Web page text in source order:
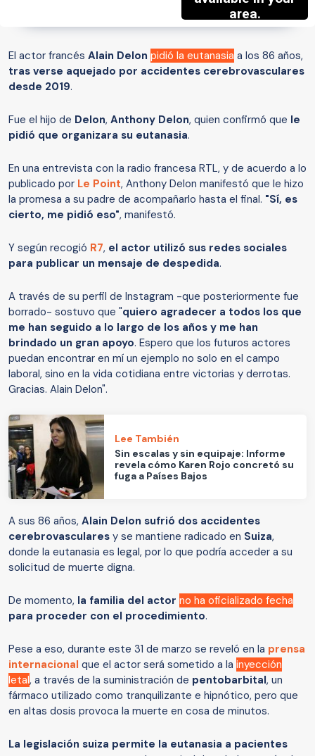
El actor francés Alain Delon pidió la eutanasia a los 86 años,
tras verse aquejado por accidentes cerebrovasculares
desde 2019.
Fue el hijo de Delon, Anthony Delon, quien confirmó que le
pidió que organizara su eutanasia.
En una entrevista con la radio francesa RTL, y de acuerdo a lo
publicado por Le Point, Anthony Delon manifestó que le hizo
la promesa a su padre de acompañarlo hasta el final. "Sí, es
cierto, me pidió eso", manifestó.
Y según recogió R7, el actor utilizó sus redes sociales
para publicar un mensaje de despedida.
A través de su perfil de Instagram -que posteriormente fue
borrado- sostuvo que "quiero agradecer a todos los que
me han seguido a lo largo de los años y me han
brindado un gran apoyo. Espero que los futuros actores
puedan encontrar en mí un ejemplo no solo en el campo
laboral, sino en la vida cotidiana entre victorias y derrotas.
Gracias. Alain Delon".
Lee También
Sin escalas y sin equipaje: Informe
revela cómo Karen Rojo concretó su
fuga a Países Bajos
A sus 86 años, Alain Delon sufrió dos accidentes
cerebrovasculares y se mantiene radicado en Suiza,
donde la eutanasia es legal, por lo que podría acceder a su
solicitud de muerte digna.
De momento, la familia del actor no ha oficializado fecha
para proceder con el procedimiento.
Pese a eso, durante este 31 de marzo se reveló en la prensa
internacional que el actor será sometido a la inyección
letal, a través de la suministración de pentobarbital, un
fármaco utilizado como tranquilizante e hipnótico, pero que
en altas dosis provoca la muerte en cosa de minutos.
La legislación suiza permite la eutanasia a pacientes